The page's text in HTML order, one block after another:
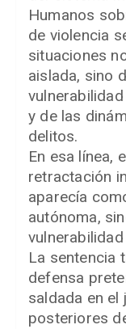
Humanos
de violencia
situaciones
aislada, sino
y de las
delitos.
En esa línea,
retractación
aparecía
autónoma,
La sentencia
defensa
saldada en el
posteriores